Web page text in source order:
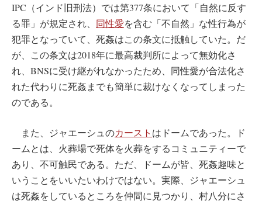
IPC（インド旧刑法）では第377条において「自然に反す
る罪」が規定され、 同性愛を含む「不自然」な性行為が
犯罪となっていて、死姦はこの条文に抵触していた。だ
が、この条文は2018年に最高裁判所によって無効化さ
れ、BNSに受け継がれなかったため、同性愛が合法化さ
れた代わりに死姦までも簡単に裁けなくなってしまった
のである。
また、ジャエーシュのカースト はドームであった。ド
ームとは、火葬場で死体を火葬をするコミュニティーで
あり、不可触民である。ただ、ドームが皆、死姦趣味と
いうことをいいたいわけではない。実際、ジャエーシュ
は死姦をしているところを仲間に見つかり、村八分にさ